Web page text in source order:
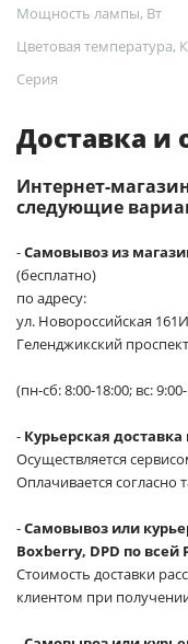
Мощность лампы, Вт
Цветовая температура, К
Серия
Доставка и
Интернет-
следующие
-Самовывоз из
(бесплатно)
по адресу:
ул. Новороссийская 161И
Геленджикский
(пн-сб: 8:00-18:00; вс:
- Курьерская
Осуществляется
Оплачивается согласно
-Самовывоз или
Boxberry, DPD по
Стоимость доставки
клиентом при